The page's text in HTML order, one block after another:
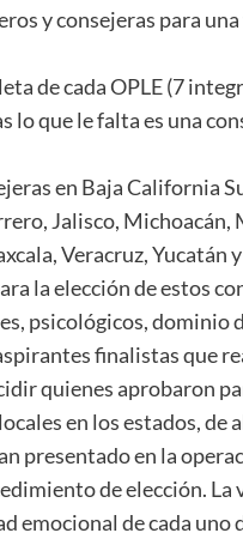
y consejeras para
de cada OPLE (7
lo que le falta es una
en Baja California
Jalisco,
Veracruz, Yucatán
la elección de estos
psicológicos, dominio
finalistas que
quienes aprobaron
en los estados, de
presentado en la
de elección.
emocional de cada uno